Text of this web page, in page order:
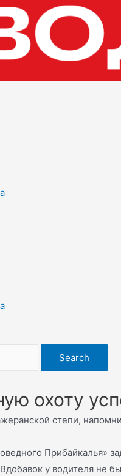
Search
охоту
степи,
Прибайкалья»
у водителя не